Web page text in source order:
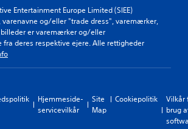
Entertainment Europe Limited (SIEE)
og/eller "trade dress", varemærker,
er varemærker og/eller
deres respektive ejere. Alle rettigheder
Hjemmeside-
servicevilkår
Site
Map
Cookiepolitik
Vilkår
brug